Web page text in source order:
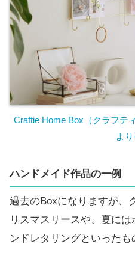
Craftie Home Box（クラフテ
よ
ハンドメイド作品の一例
過去のBoxになりますが、
リスマスリースや、夏に
ンドレタリングといったも